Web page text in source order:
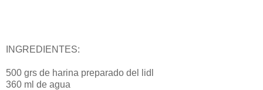
INGREDIENTES:
500 grs de harina preparado del lidl
360 ml de agua